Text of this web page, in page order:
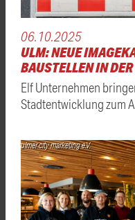
06.10.2025
ULM: NEUE
BAUSTELLEN IN
Elf Unternehmen
Stadtentwicklung zum
ulmer city marketing e.V.